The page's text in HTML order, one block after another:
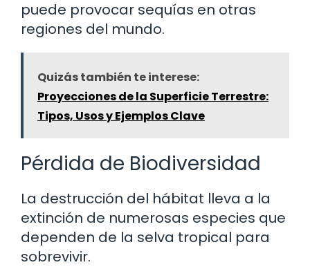
puede provocar sequías en otras
regiones del mundo.
Quizás también te interese:
Proyecciones de la Superficie Terrestre:
Tipos, Usos y Ejemplos Clave
Pérdida de Biodiversidad
La destrucción del hábitat lleva a la
extinción de numerosas especies que
dependen de la selva tropical para
sobrevivir.